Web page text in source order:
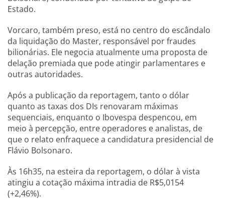
Estado.
Vorcaro, também preso, está no centro do escândalo
da liquidação do Master, responsável por fraudes
bilionárias. Ele negocia atualmente uma proposta de
delação premiada que pode atingir parlamentares e
outras autoridades.
Após a publicação da reportagem, tanto o dólar
quanto as taxas dos DIs renovaram máximas
sequenciais, enquanto o Ibovespa despencou, em
meio à percepção, entre operadores e analistas, de
que o relato enfraquece a candidatura presidencial de
Flávio Bolsonaro.
Às 16h35, na esteira da reportagem, o dólar à vista
atingiu a cotação máxima intradia de R$5,0154
(+2,46%).